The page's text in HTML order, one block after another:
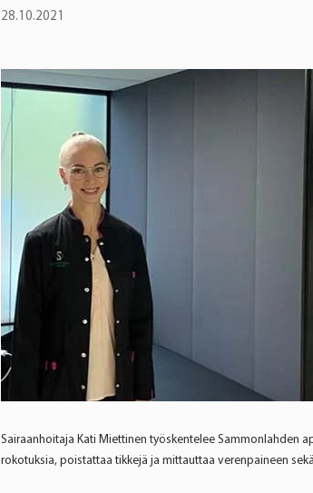
28.10.2021
Sairaanhoitaja Kati Miettinen työskentelee Sammonlahden
rokotuksia, poistattaa tikkejä ja mittauttaa verenpaineen